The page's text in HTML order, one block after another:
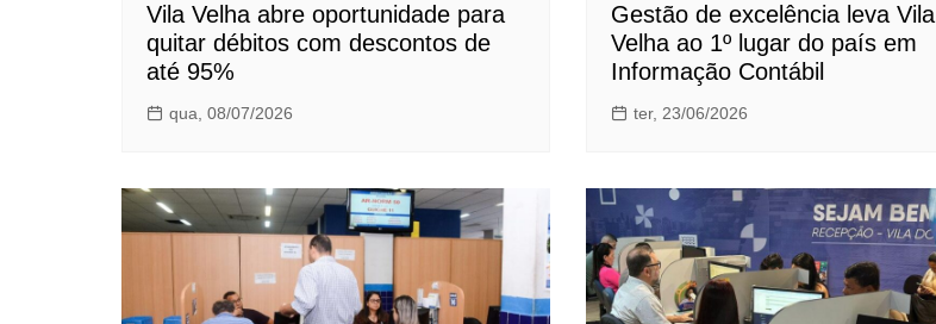
Vila Velha abre oportunidade para
quitar débitos com descontos de
até 95%
qua, 08/07/2026
Gestão de excelência leva Vila
Velha ao 1º lugar do país em
Informação Contábil
ter, 23/06/2026